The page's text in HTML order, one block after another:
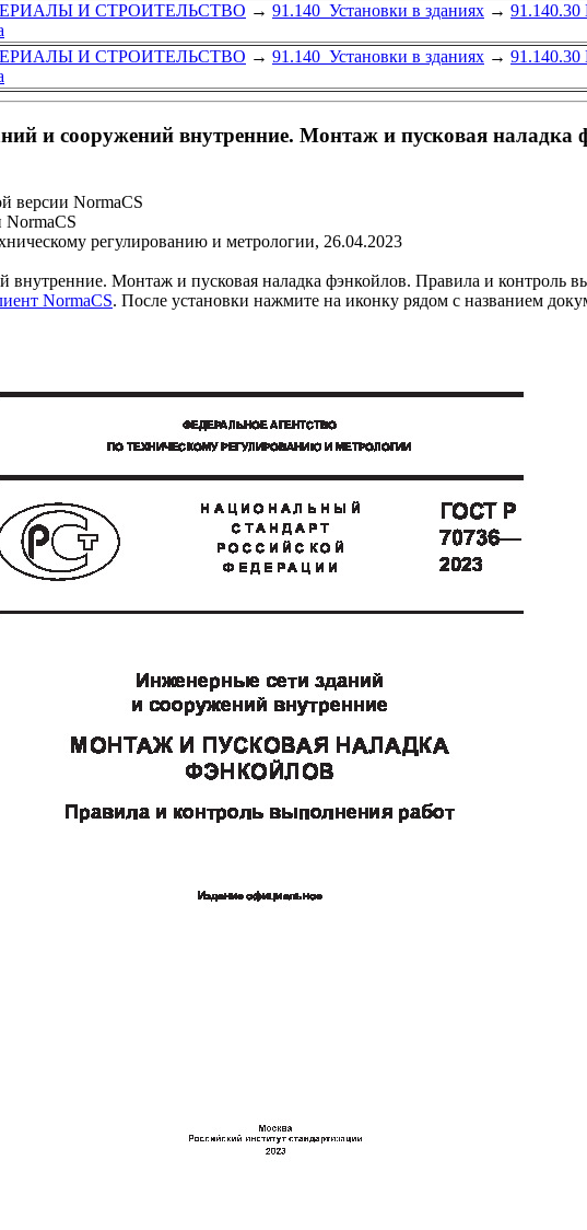
И СТРОИТЕЛЬСТВО → 91.140 Установки в зданиях →
И СТРОИТЕЛЬСТВО → 91.140 Установки в зданиях →
и сооружений внутренние. Монтаж и пусковая наладка
версии NormaCS
NormaCS
регулированию и метрологии, 26.04.2023
Монтаж и пусковая наладка фэнкойлов. Правила и контроль
NormaCS. После установки нажмите на иконку рядом с названием